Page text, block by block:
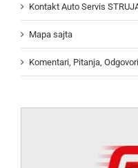
Kontakt Auto Servis
Mapa sajta
Komentari, Pitanja,